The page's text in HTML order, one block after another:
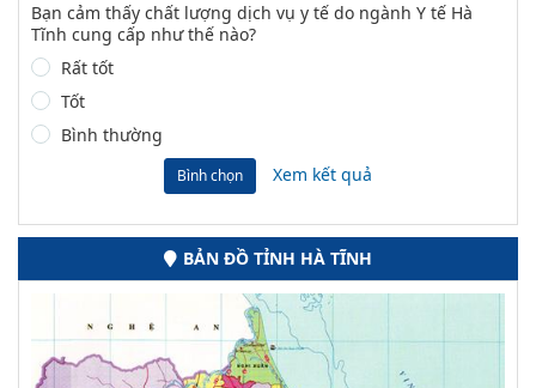
Bạn cảm thấy chất lượng dịch vụ y tế do ngành Y tế Hà
Tĩnh cung cấp như thế nào?
Rất tốt
Tốt
Bình thường
Bình chọn Xem kết quả
BẢN ĐỒ TỈNH HÀ TĨNH